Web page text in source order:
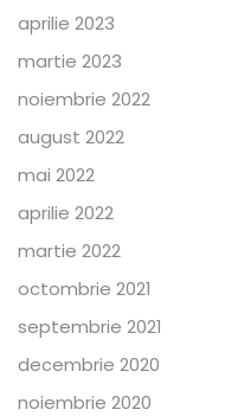
aprilie 2023
martie 2023
noiembrie 2022
august 2022
mai 2022
aprilie 2022
martie 2022
octombrie 2021
septembrie 2021
decembrie 2020
noiembrie 2020